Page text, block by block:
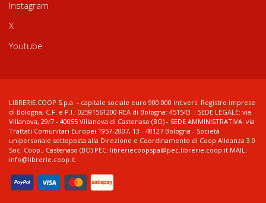
Instagram
X
Youtube
LIBRERIE.COOP S.p.a. - capitale sociale euro 900.000 int.vers. Registro imprese
di Bologna, C.F. e P.I.: 02591561200 REA di Bologna: 451543 ; SEDE LEGALE: via
Villanova, 29/7 - 40055 Villanova di Castenaso (BO) - SEDE AMMINISTRATIVA: via
Trattati Comunitari Europei 1957-2007, 13 - 40127 Bologna - Società
unipersonale sottoposta alla Direzione e Coordinamento di Coop Alleanza 3.0
Soc. Coop., Castenaso (BO) PEC: libreriecoopspa@pec.librerie.coop.it MAIL:
info@librerie.coop.it